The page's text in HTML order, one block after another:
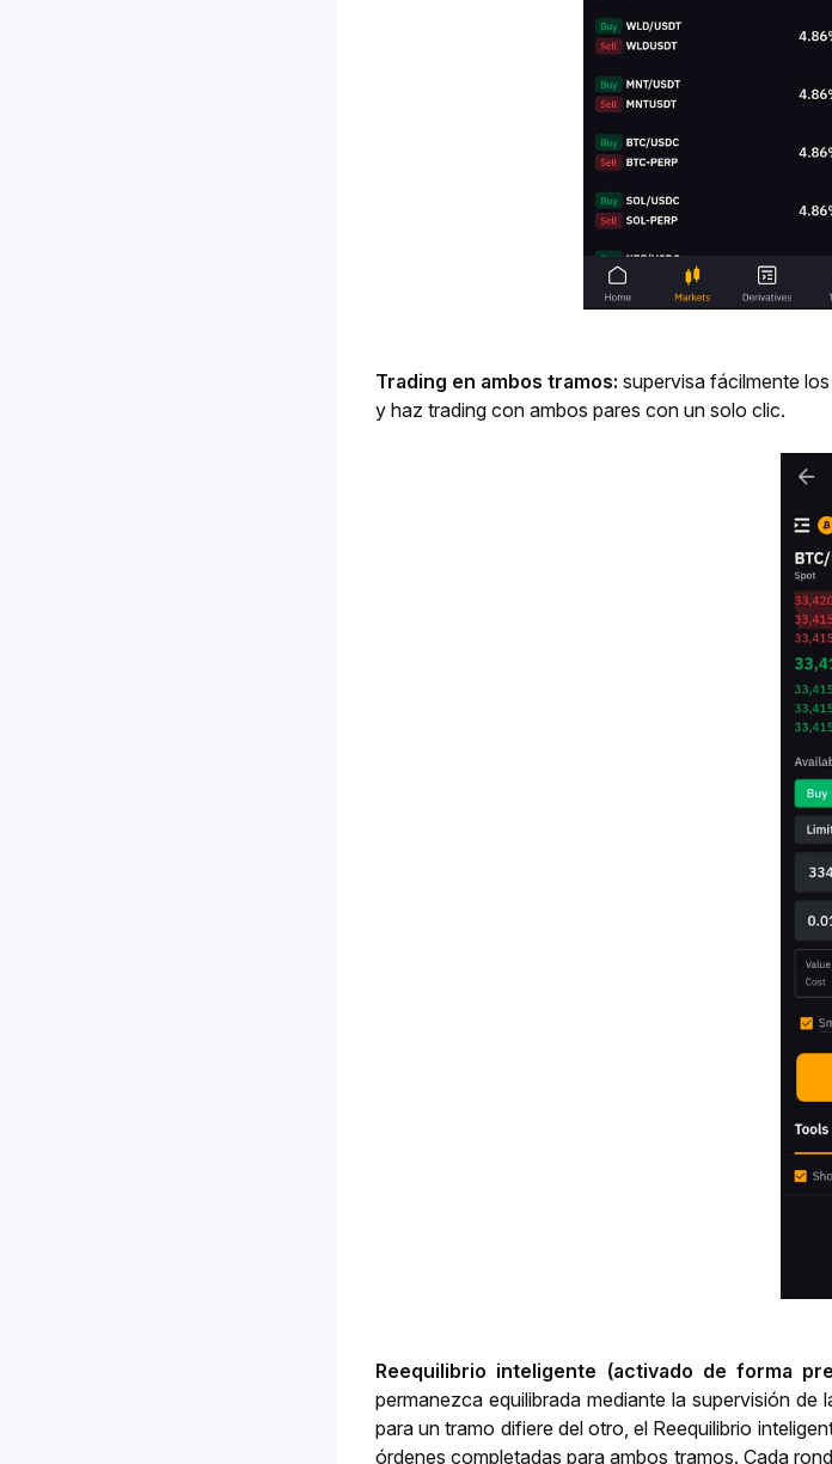
Trading en ambos tramos: supervisa fácilmente
y haz trading con ambos pares con un solo clic.
Reequilibrio inteligente (activado de forma
permanezca equilibrada mediante la supervisión
para un tramo difiere del otro, el Reequilibrio
órdenes completadas para ambos tramos. Cada